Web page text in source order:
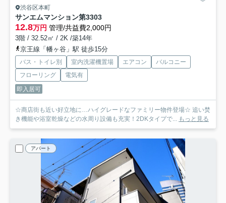
渋谷区本町
サンエムマンション第3303
12.8万円 管理/共益費2,000円
3階 / 32.52㎡ / 2K /築14年
京王線「幡ヶ谷」駅 徒歩15分
バス・トイレ別 室内洗濯機置場 エアコン
バルコニー
フローリング
電気有
即入居可
☆商店街も近い好立地に…ハイグレードなファミリー物件登場☆ 追い焚
き機能や浴室乾燥などの水周り設備も充実！2DKタイプで... もっと見る
アパート